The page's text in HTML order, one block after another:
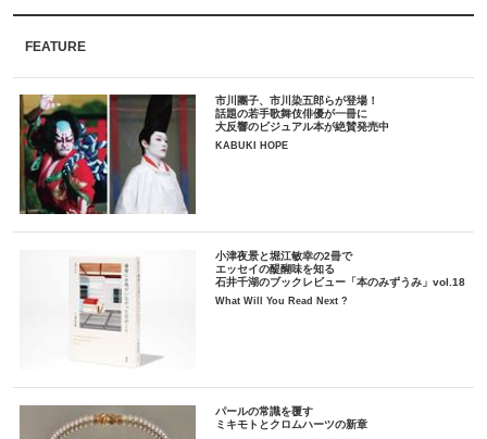
FEATURE
市川團子、市川染五郎らが登場！
話題の若手歌舞伎俳優が一冊に
大反響のビジュアル本が絶賛発売中
KABUKI HOPE
小津夜景と堀江敏幸の2冊で
エッセイの醍醐味を知る
石井千湖のブックレビュー「本のみずうみ」vol.18
What Will You Read Next ?
パールの常識を覆す
ミキモトとクロムハーツの新章